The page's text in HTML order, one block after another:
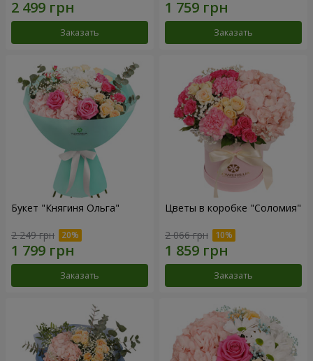
Заказать Заказать
Букет "Княгиня Ольга"
2 249 грн
Заказать
Цветы в коробке "Соломия"
2 066 грн
Заказать